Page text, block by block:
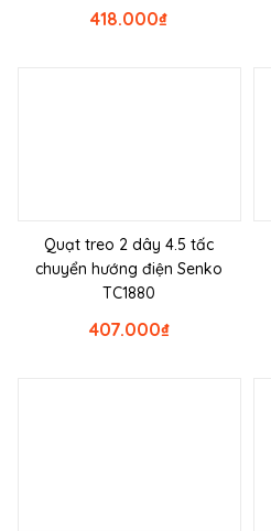
₫
418.000
Quạt treo 2 dây 4.5 tấc
chuyển hướng điện Senko
TC1880
₫
407.000